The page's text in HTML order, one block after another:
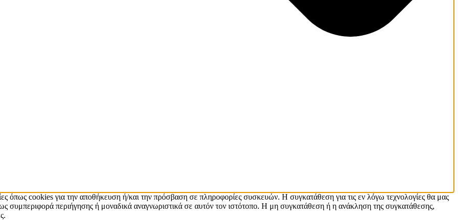
όπως cookies για την αποθήκευση ή/και την πρόσβαση σε πληροφορίες συσκευών. Η συγκατάθεση για τις εν λόγω τεχνολογίες θα μας
συμπεριφορά περιήγησης ή μοναδικά αναγνωριστικά σε αυτόν τον ιστότοπο. Η μη συγκατάθεση ή η ανάκληση της συγκατάθεσης,